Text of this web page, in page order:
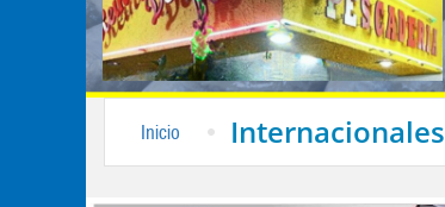
Inicio Internacionales